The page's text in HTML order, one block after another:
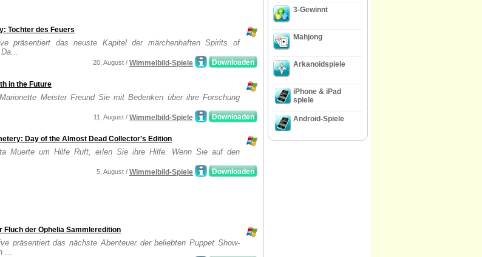
Tochter des Feuers
präsentiert das neuste Kapitel der märchenhaften Spirits of
Downloaden
20, August / Wimmelbild-Spiele
in the Future
Meister Freund Sie mit Bedenken über ihre Forschung
Downloaden
11, August / Wimmelbild-Spiele
Day of the Almost Dead Collector's Edition
Muerte um Hilfe Ruft, eilen Sie ihre Hilfe. Wenn Sie auf den
Downloaden
5, August / Wimmelbild-Spiele
Fluch der Ophelia Sammleredition
präsentiert das nächste Abenteuer der beliebten Puppet Show-
...
3-Gewinnt
Mahjong
Arkanoidspiele
iPhone & iPad
spiele
Android-Spiele